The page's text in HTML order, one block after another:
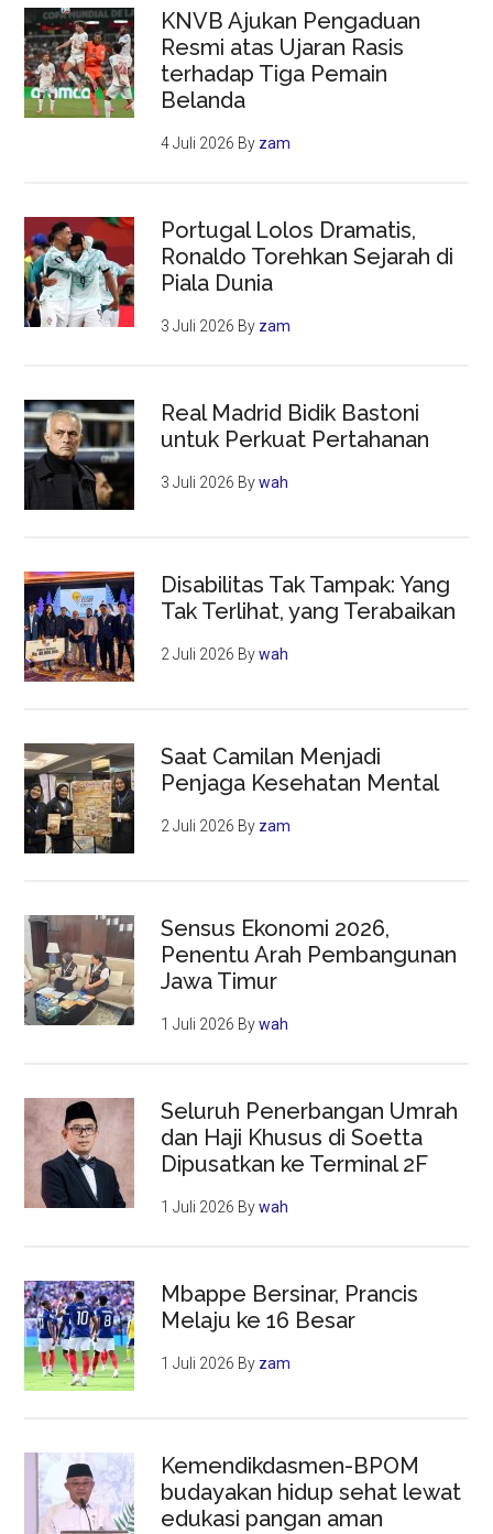
KNVB Ajukan Pengaduan
Resmi atas Ujaran Rasis
terhadap Tiga Pemain
Belanda
4 Juli 2026 By zam
Portugal Lolos Dramatis,
Ronaldo Torehkan Sejarah di
Piala Dunia
3 Juli 2026 By zam
Real Madrid Bidik Bastoni
untuk Perkuat Pertahanan
3 Juli 2026 Bywah
Disabilitas Tak Tampak: Yang
Tak Terlihat, yang Terabaikan
2 Juli 2026 Bywah
Saat Camilan Menjadi
Penjaga Kesehatan Mental
2 Juli 2026 By zam
Sensus Ekonomi 2026,
Penentu Arah Pembangunan
Jawa Timur
1 Juli 2026 Bywah
Seluruh Penerbangan Umrah
dan Haji Khusus di Soetta
Dipusatkan ke Terminal 2F
1 Juli 2026 Bywah
Mbappe Bersinar, Prancis
Melaju ke 16 Besar
1 Juli 2026 By zam
Kemendikdasmen-BPOM
budayakan hidup sehat lewat
edukasi pangan aman